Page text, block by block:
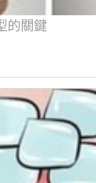
的關鍵